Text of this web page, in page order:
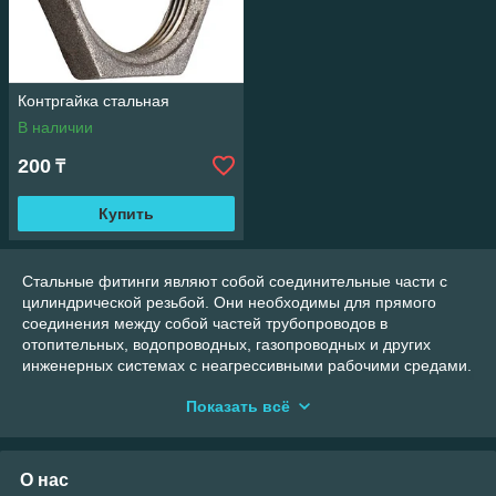
Контргайка стальная
В наличии
200 ₸
Купить
Стальные фитинги являют собой соединительные части с
цилиндрической резьбой. Они необходимы для прямого
соединения между собой частей трубопроводов в
отопительных, водопроводных, газопроводных и других
инженерных системах с неагрессивными рабочими средами.
продукции в Казахстане представлен на сайте компании
Основные виды стальных фитингов
Показать всё
О нас